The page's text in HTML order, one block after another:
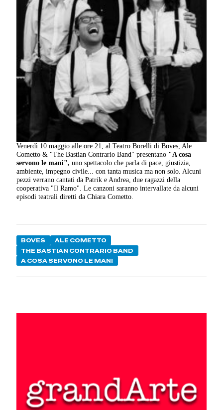
Venerdì 10 maggio alle ore 21, al Teatro Borelli di Boves, Ale
Cometto & "The Bastian Contrario Band" presentano "A cosa
servono le mani", uno spettacolo che parla di pace, giustizia,
ambiente, impegno civile... con tanta musica ma non solo. Alcuni
pezzi verrano cantati da Patrik e Andrea, due ragazzi della
cooperativa "Il Ramo". Le canzoni saranno intervallate da alcuni
episodi teatrali diretti da Chiara Cometto.
BOVES
ALE COMETTO
THE BASTIAN CONTRARIO BAND
A COSA SERVONO LE MANI